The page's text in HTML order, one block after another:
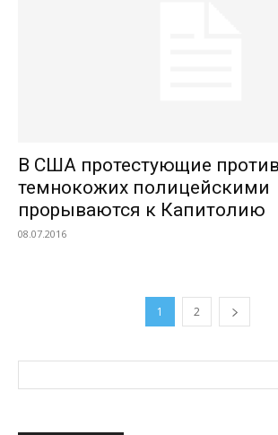
В США протестующие
темнокожих полицейскими
прорываются к Капитолию
08.07.2016
1 2